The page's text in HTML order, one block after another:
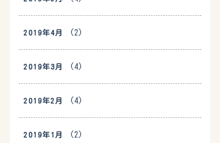
2019年4月 (2)
2019年3月 (4)
2019年2月 (4)
2019年1月 (2)